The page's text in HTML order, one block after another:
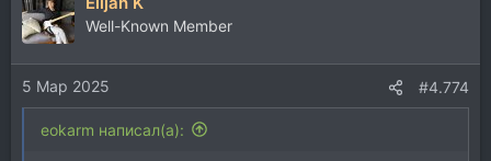
Well-Known Member
5 Мар 2025 #4.774
eokarm написал(а):